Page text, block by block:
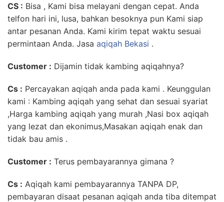
CS : Bisa , Kami bisa melayani dengan cepat. Anda
telfon hari ini, lusa, bahkan besoknya pun Kami siap
antar pesanan Anda. Kami kirim tepat waktu sesuai
permintaan Anda. Jasa aqiqah Bekasi .
Customer : Dijamin tidak kambing aqiqahnya?
Cs : Percayakan aqiqah anda pada kami . Keunggulan
kami : Kambing aqiqah yang sehat dan sesuai syariat
,Harga kambing aqiqah yang murah ,Nasi box aqiqah
yang lezat dan ekonimus,Masakan aqiqah enak dan
tidak bau amis .
Customer : Terus pembayarannya gimana ?
Cs : Aqiqah kami pembayarannya TANPA DP,
pembayaran disaat pesanan aqiqah anda tiba ditempat